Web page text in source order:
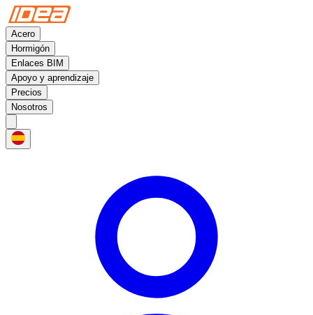
Acero
Hormigón
Enlaces BIM
Apoyo y aprendizaje
Precios
Nosotros